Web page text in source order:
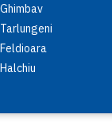
Ghimbav
Tarlungeni
Feldioara
Halchiu